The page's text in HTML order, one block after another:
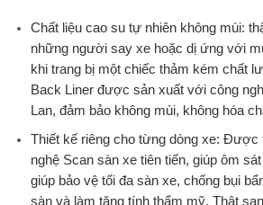
Chất liệu cao su tự nhiên không mùi:
những người say xe hoặc dị ứng với
khi trang bị một chiếc thảm kém chất
Back Liner được sản xuất với công
Lan, đảm bảo không mùi, không hóa
Thiết kế riêng cho từng dòng xe: Được
nghệ Scan sàn xe tiên tiến, giúp ôm
giúp bảo vệ tối đa sàn xe, chống bụi
sàn và làm tăng tính thẩm mỹ. Thật